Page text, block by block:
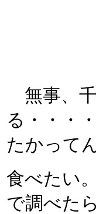
無事、
る・・・
たかって
食べたい
で調べた